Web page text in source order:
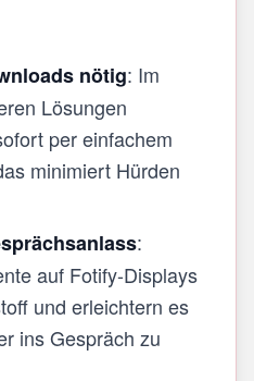
nötig: Im
Lösungen
per einfachem
minimiert Hürden
:
auf Fotify-Displays
und erleichtern es
ins Gespräch zu